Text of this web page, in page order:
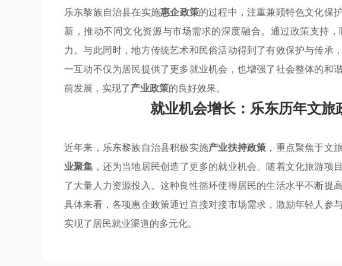
乐东黎族自治县在实施惠企政策的过程中，注重兼顾特色文化保
新，推动不同文化资源与市场需求的深度融合。通过政策支持
力。与此同时，地方传统艺术和民俗活动得到了有效保护与传承
一互动不仅为居民提供了更多就业机会，也增强了社会整体的和
前发展，实现了产业政策的良好效果。
就业机会增长：乐东历年文旅
近年来，乐东黎族自治县积极实施产业扶持政策 ，重点聚焦于文
业聚集 ，还为当地居民创造了更多的就业机会。随着文化旅游项
了大量人力资源投入。这种良性循环使得居民的生活水平不断提
具体来看，各项惠企政策通过直接对接市场需求，激励年轻人参
实现了居民就业渠道的多元化。